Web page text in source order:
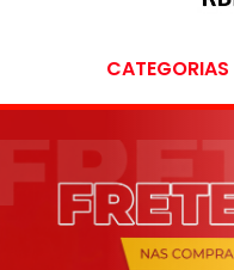
CATEGORIAS